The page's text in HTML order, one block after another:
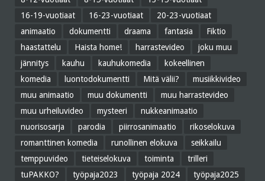
16-19-vuotiaat
16-23-vuotiaat
20-23-vuotiaat
animaatio
dokumentti draama fantasia
Fiktio
haastattelu
Haista home! harrastevideo
joku muu
jännitys
kauhu kauhukomedia
kokeellinen
komedia
luontodokumentti Mitä välii?
musiikkivideo
muu animaatio
muu dokumentti
muu harrastevideo
muu urheiluvideo
mysteeri
nukkeanimaatio
nuorisosarja
parodia piirrosanimaatio
rikoselokuva
romanttinen komedia
runollinen elokuva
seikkailu
temppuvideo
tieteiselokuva toiminta
trilleri
tuPAKKO?
työpaja2023 työpaja 2024
työpaja2025